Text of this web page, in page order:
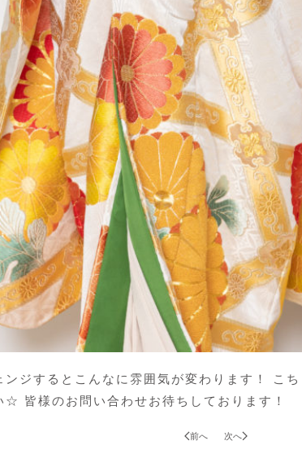
ンジするとこんなに雰囲気が変わります！ こ
☆ 皆様のお問い合わせお待ちしております！
前へ 次へ